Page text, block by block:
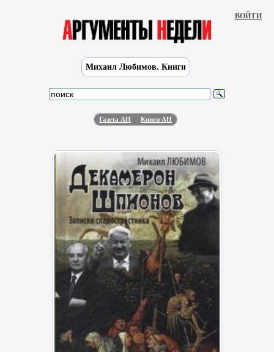
Михаил Любимов. Книги
ВОЙТИ
Газета АН Книги АН